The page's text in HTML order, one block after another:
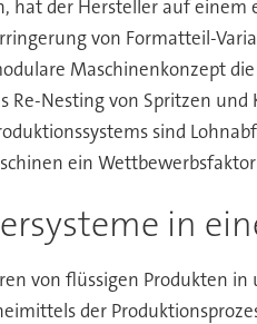
hat der Hersteller auf einem
von Formatteil-
Maschinenkonzept
Re-Nesting von Spritzen
sind
ein
in
von flüssigen Produkten
der